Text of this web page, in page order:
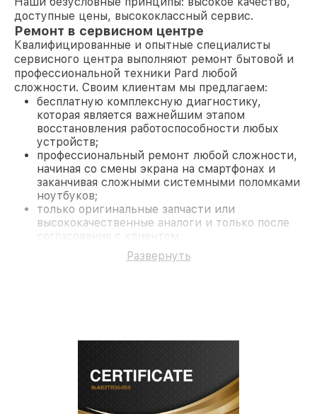
доступные цены, высококлассный сервис.
Ремонт в сервисном центре
Квалифицированные и опытные специалисты
сервисного центра выполняют ремонт бытовой и
профессиональной техники Pard любой
сложности. Своим клиентам мы предлагаем:
бесплатную комплексную диагностику,
которая является важнейшим этапом
восстановления работоспособности любых
устройств;
профессиональный ремонт любой сложности,
начиная со смены экрана на смартфонах и
заканчивая сложными системными поломками
ноутбуков;
только оригинальные запчасти или
высококачественные аналоги и только после
согласования с клиентом.
На все работы и замененные комплектующие
предоставляется длительная гарантия. В случае
современное оборудование и
лицензированное ПО в ремонтно-
диагностических мастерских;
Развернуть